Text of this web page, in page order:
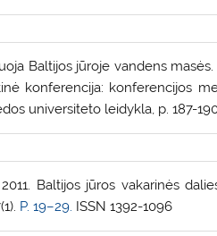
Baltijos jūroje vandens
konferencija: konferencijos
universiteto leidykla, p. 187-
2011. Baltijos jūros vakarinės
P. 19–29. ISSN 1392-1096